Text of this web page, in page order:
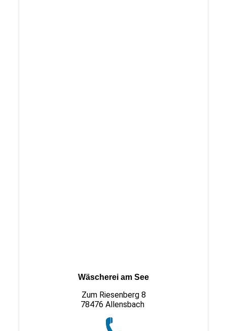
Wäscherei am See
Zum Riesenberg 8
78476 Allensbach